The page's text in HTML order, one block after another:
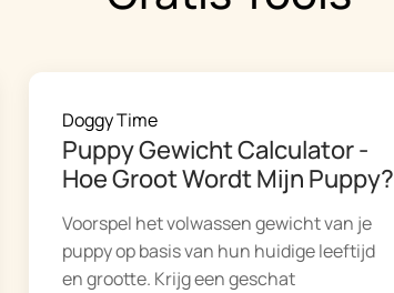
Doggy Time
Puppy Gewicht Calculator -
Hoe Groot Wordt Mijn Puppy?
Voorspel het volwassen gewicht van je
puppy op basis van hun huidige leeftijd
en grootte. Krijg een geschat